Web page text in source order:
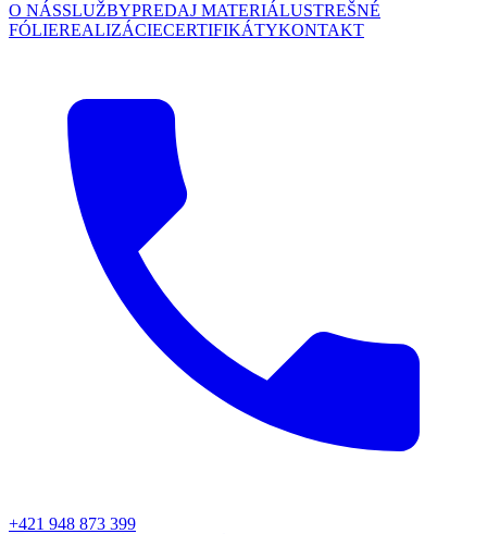
O NÁSSLUŽBYPREDAJ MATERIÁLUSTREŠNÉ
FÓLIEREALIZÁCIECERTIFIKÁTYKONTAKT
+421 948 873 399